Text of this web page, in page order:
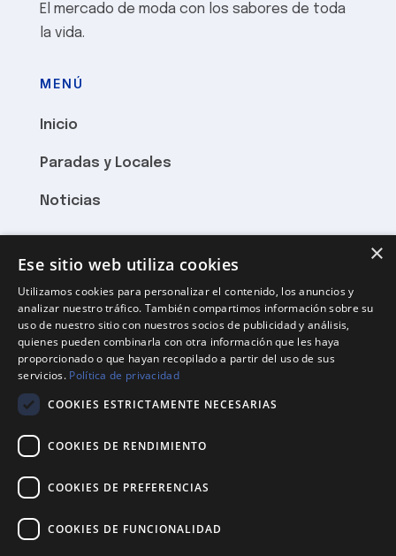
El mercado de moda con los sabores de toda
la vida.
MENÚ
Inicio
Paradas y Locales
Noticias
Lunes a Viernes 8:15 – 21:00
Sábados 8:15 hasta el mediodía
Domingos cerrado
08850 Gavà
mercagava@gmail.com
×
Ese sitio web utiliza cookies
Utilizamos cookies para personalizar el contenido, los anuncios y
analizar nuestro tráfico. También compartimos información sobre su
uso de nuestro sitio con nuestros socios de publicidad y análisis,
quienes pueden combinarla con otra información que les haya
proporcionado o que hayan recopilado a partir del uso de sus
servicios. Política de privacidad
COOKIES ESTRICTAMENTE NECESARIAS
COOKIES DE RENDIMIENTO
COOKIES DE PREFERENCIAS
COOKIES DE FUNCIONALIDAD